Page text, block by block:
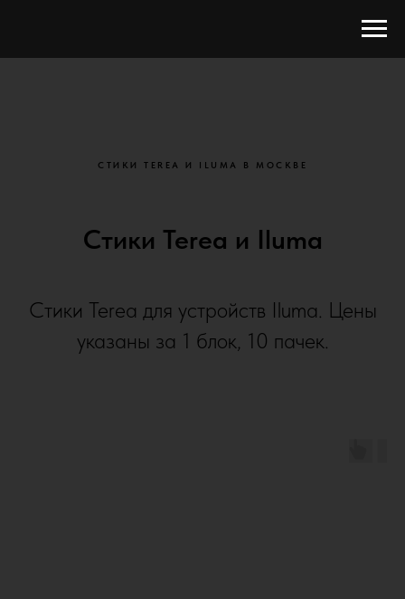
СТИКИ TEREA И ILUMA В МОСКВЕ
Стики Terea и Iluma
Стики Terea для устройств Iluma. Цены
указаны за 1 блок, 10 пачек.